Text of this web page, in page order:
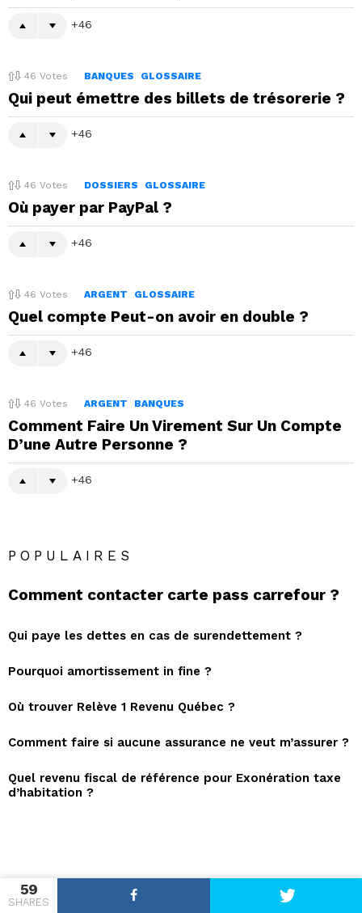
59
SHARES
46
46 Votes BANQUES GLOSSAIRE
Qui peut émettre des billets de trésorerie ?
46
46 Votes DOSSIERS GLOSSAIRE
Où payer par PayPal ?
46
46 Votes ARGENT GLOSSAIRE
Quel compte Peut-on avoir en double ?
46
46 Votes ARGENT BANQUES
Comment Faire Un Virement Sur Un Compte
D’une Autre Personne ?
46
POPULAIRES
Comment contacter carte pass carrefour ?
Qui paye les dettes en cas de surendettement ?
Pourquoi amortissement in fine ?
Où trouver Relève 1 Revenu Québec ?
Comment faire si aucune assurance ne veut m’assurer ?
Quel revenu fiscal de référence pour Exonération taxe
d’habitation ?